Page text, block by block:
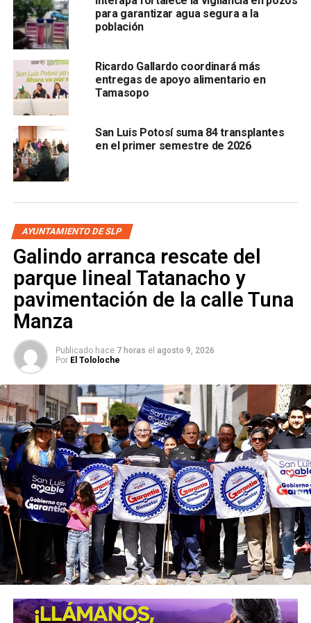
para garantizar agua segura a la
población
Ricardo Gallardo coordinará más
entregas de apoyo alimentario en
Tamasopo
San Luis Potosí suma 84 transplantes
en el primer semestre de 2026
AYUNTAMIENTO DE SLP
Galindo arranca rescate del
parque lineal Tatanacho y
pavimentación de la calle Tuna
Manza
Publicado hace 7 horas el agosto 9, 2026
Por El Tololoche